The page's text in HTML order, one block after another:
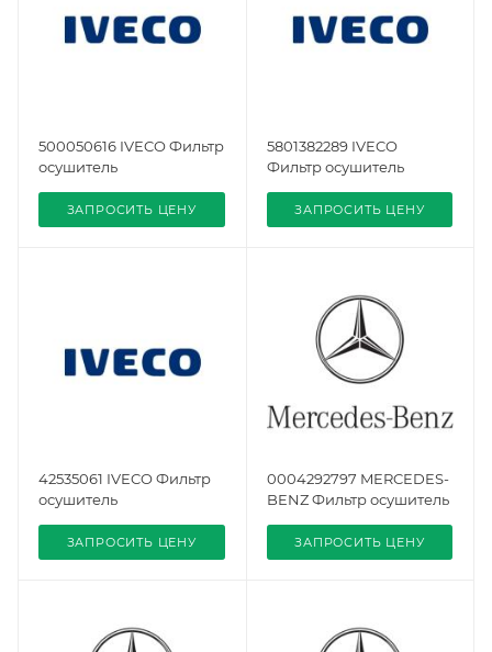
500050616 IVECO Фильтр
осушитель
ЗАПРОСИТЬ ЦЕНУ
5801382289 IVECO
Фильтр осушитель
ЗАПРОСИТЬ ЦЕНУ
42535061 IVECO Фильтр
осушитель
ЗАПРОСИТЬ ЦЕНУ
0004292797 MERCEDES-
BENZ Фильтр осушитель
ЗАПРОСИТЬ ЦЕНУ